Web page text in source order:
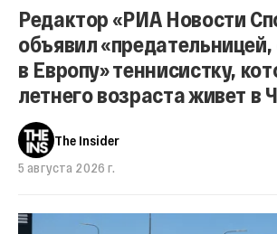
Редактор «РИА Новости
объявил
в Европу» теннисистку,
летнего возраста живет в
The Insider
5 августа 2026 г.